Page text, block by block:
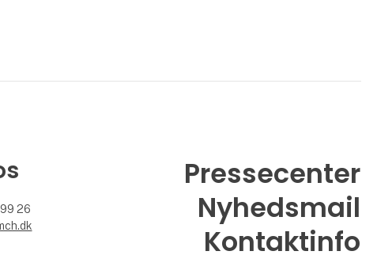
26
Pressecenter
Nyhedsmail
Kontaktinfo